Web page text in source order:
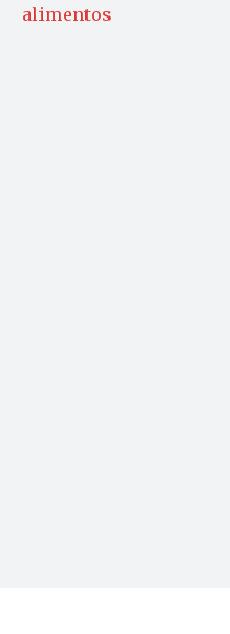
alimentos